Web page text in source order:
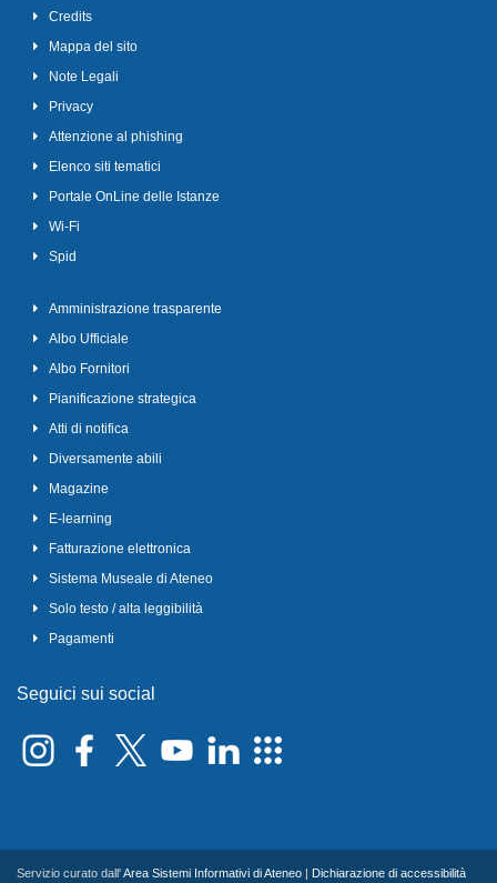
Credits
Mappa del sito
Note Legali
Privacy
Attenzione al phishing
Elenco siti tematici
Portale OnLine delle Istanze
Wi-Fi
Spid
Amministrazione trasparente
Albo Ufficiale
Albo Fornitori
Pianificazione strategica
Atti di notifica
Diversamente abili
Magazine
E-learning
Fatturazione elettronica
Sistema Museale di Ateneo
Solo testo / alta leggibilità
Pagamenti
Seguici sui social
Servizio curato dall'Area Sistemi Informativi di Ateneo Dichiarazione di accessibilità